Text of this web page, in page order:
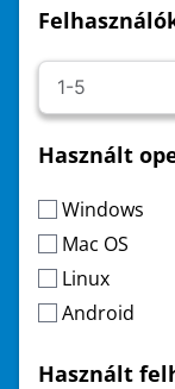
Használt
Windows
Mac OS
Linux
Android
Használt